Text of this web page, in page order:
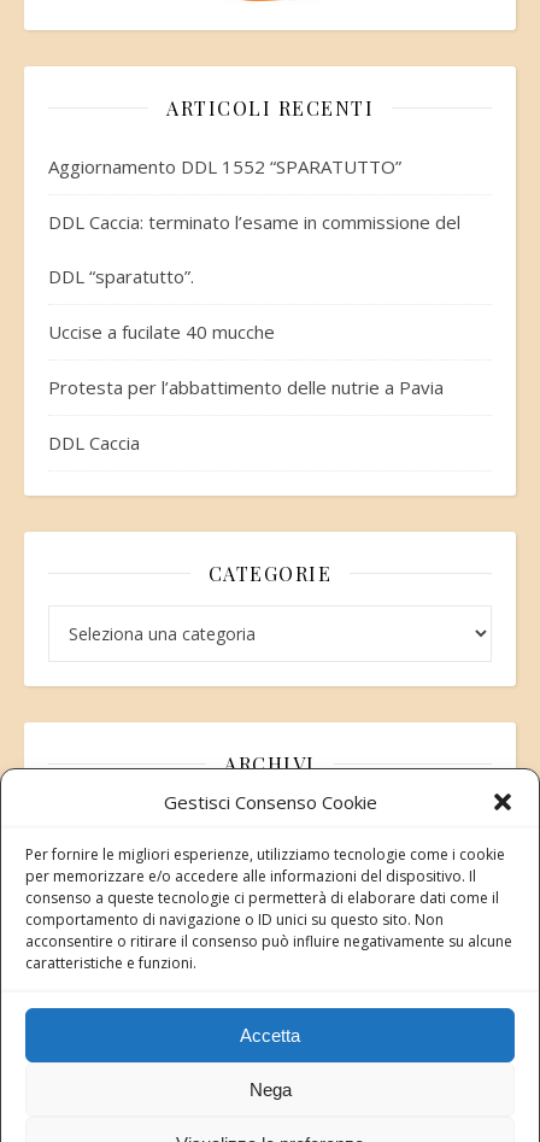
Gestisci Consenso Cookie
Per fornire le migliori esperienze, utilizziamo tecnologie come i cookie
per memorizzare e/o accedere alle informazioni del dispositivo. Il
consenso a queste tecnologie ci permetterà di elaborare dati come il
comportamento di navigazione o ID unici su questo sito. Non
acconsentire o ritirare il consenso può influire negativamente su alcune
caratteristiche e funzioni.
Accetta
Nega
ARTICOLI RECENTI
Aggiornamento DDL 1552 “SPARATUTTO”
DDL Caccia: terminato l’esame in commissione del
DDL “sparatutto”.
Uccise a fucilate 40 mucche
Protesta per l’abbattimento delle nutrie a Pavia
DDL Caccia
CATEGORIE
ARCHIVI
Modifica consenso
Stato attuale: Negato